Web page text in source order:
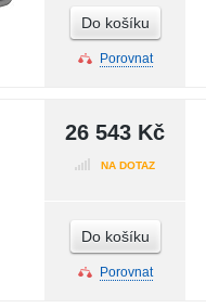
Do košíku
Porovnat
26 543 Kč
NA DOTAZ
Do košíku
Porovnat